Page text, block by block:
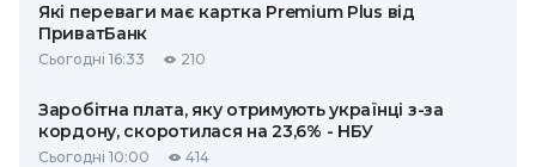
Які переваги має картка Premium Plus від
ПриватБанк
Сьогодні 16:33 210
Заробітна плата, яку отримують українці з-за
кордону, скоротилася на 23,6% - НБУ
Сьогодні 10:00 414